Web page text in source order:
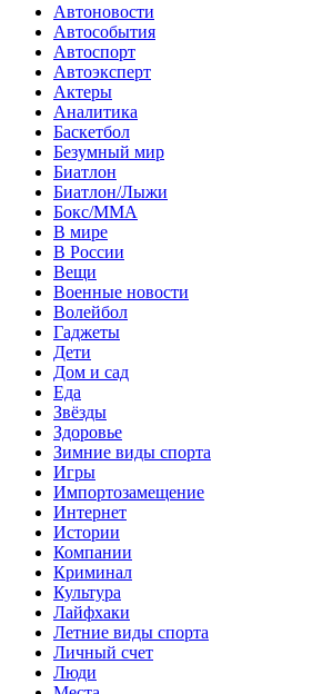
Автоновости
Автособытия
Автоспорт
Автоэксперт
Актеры
Аналитика
Баскетбол
Безумный мир
Биатлон
Биатлон/Лыжи
Бокс/MMA
В мире
В России
Вещи
Военные новости
Волейбол
Гаджеты
Дети
Дом и сад
Еда
Звёзды
Здоровье
Зимние виды спорта
Игры
Импортозамещение
Интернет
Истории
Компании
Криминал
Культура
Лайфхаки
Летние виды спорта
Личный счет
Люди